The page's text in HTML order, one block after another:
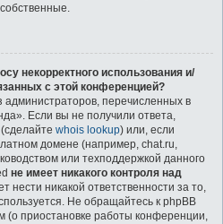
некорректного использования и/
с этой конференцией?
перечисленных в
Если вы не получили ответа,
whois lookup) или, если
домене (например, chat.ru,
или техподдержкой данного
не имеет никакого контроля над
нести никакой ответственности за то,
Не обращайтесь к phpBB
(о приостановке работы конференции,